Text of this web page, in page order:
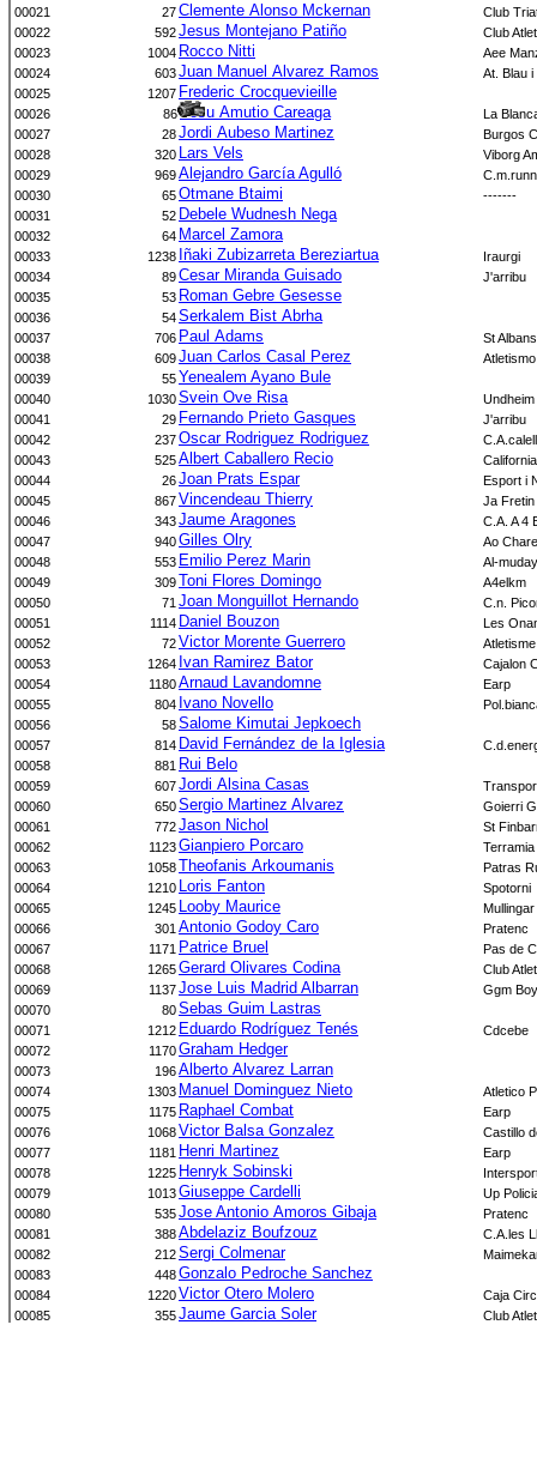
00021
27Clemente Alonso Mckernan
Club
00022
592Jesus Montejano Patiño
Club
00023
1004 Rocco Nitti
Aee
00024
603Juan Manuel Alvarez Ramos
At. Blau i
00025
1207 Frederic Crocquevieille
00026 86Yosu Amutio Careaga
La
00027
28Jordi Aubeso Martinez
Burgos
00028
320 Lars Vels
Viborg
00029
969Alejandro García Agulló
00030
65Otmane Btaimi
-------
00031
52 Debele Wudnesh Nega
00032 64 Marcel Zamora
00033 1238 Iñaki Zubizarreta Bereziartua
Iraurgi
00034
89Cesar Miranda Guisado
J'arribu
00035
53 Roman Gebre Gesesse
00036 54Serkalem Bist Abrha
00037 706 Paul Adams
St
00038
609Juan Carlos Casal Perez
00039
55Yenealem Ayano Bule
00040 1030Svein Ove Risa
Undheim
00041
29 Fernando Prieto Gasques
J'arribu
00042
237Oscar Rodriguez Rodriguez
00043
525Albert Caballero Recio
00044
26Joan Prats Espar
Esport i
00045
867Vincendeau Thierry
Ja Fretin
00046
343Jaume Aragones
C.A. A 4
00047
940Gilles Olry
Ao
00048
553 Emilio Perez Marin
Al-
00049
309Toni Flores Domingo
A4elkm
00050
71 Joan Monguillot Hernando
C.n.
00051
1114 Daniel Bouzon
Les
00052
72Victor Morente Guerrero
00053
1264 Ivan Ramirez Bator
Cajalon
00054
1180Arnaud Lavandomne
Earp
00055
804 Ivano Novello
00056
58Salome Kimutai Jepkoech
00057 814 David Fernández de la Iglesia
00058
881 Rui Belo
00059 607Jordi Alsina Casas
00060
650Sergio Martinez Alvarez
Goierri
00061
772Jason Nichol
St
00062
1123Gianpiero Porcaro
Terramia
00063
1058Theofanis Arkoumanis
Patras
00064
1210 Loris Fanton
Spotorni
00065
1245 Looby Maurice
00066
301 Antonio Godoy Caro
Pratenc
00067
1171 Patrice Bruel
Pas de
00068
1265Gerard Olivares Codina
Club
00069
1137Jose Luis Madrid Albarran
Ggm
00070
80Sebas Guim Lastras
00071 1212 Eduardo Rodríguez Tenés
Cdcebe
00072
1170Graham Hedger
00073 196Alberto Alvarez Larran
00074 1303 Manuel Dominguez Nieto
Atletico
00075
1175 Raphael Combat
Earp
00076
1068Victor Balsa Gonzalez
Castillo
00077
1181 Henri Martinez
Earp
00078
1225 Henryk Sobinski
00079
1013Giuseppe Cardelli
Up
00080
535Jose Antonio Amoros Gibaja
Pratenc
00081
388Abdelaziz Boufzouz
C.A.les
00082
212Sergi Colmenar
00083
448Gonzalo Pedroche Sanchez
00084 1220Victor Otero Molero
Caja
00085
355Jaume Garcia Soler Club